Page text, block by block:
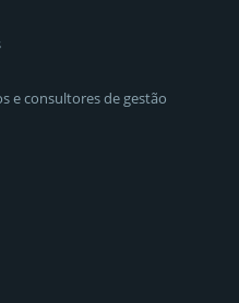
e consultores de gestão